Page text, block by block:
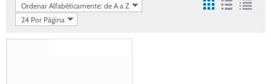
Ordenar Alfabéticamente: de A a Z
24 Por Página